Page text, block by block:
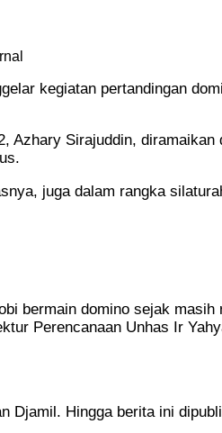
kegiatan pertandingan
Azhary Sirajuddin, diramaikan
juga dalam rangka
bermain domino sejak masih
Perencanaan Unhas Ir
Djamil. Hingga berita ini